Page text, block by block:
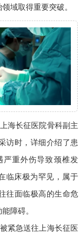
域取得重要突破。
海长征医院骨科副主
访时，详细介绍了患
严重外伤导致颈椎发
临床极为罕见，属于
往面临极高的生命危
障碍。
紧急送往上海长征医